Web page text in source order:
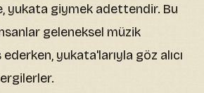
yukata giymek adettendir. Bu
geleneksel müzik
yukata'larıyla göz alıcı